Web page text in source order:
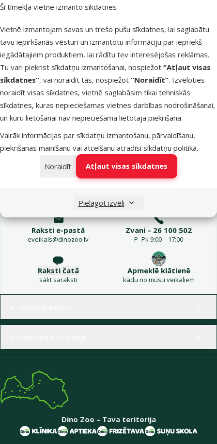
Šī tīmekļa vietne izmanto sīkdatnes
Vietnē izmantojam savas un trešo pušu sīkdatnes, lai saglabātu
tavu iepirkšanās vēsturi un izmantotu informāciju par iepriekš
iegādātajiem produktiem, lai rādītu tev interesējošas reklāmas.
Tu vari piekrist sīkdatņu izmantošanai, nospiežot “Atļaut visas
sīkdatnes”, vai noraidīt tās, nospiežot “Noraidīt”. Izvēloties
noraidīt visas sīkdatnes, vietnē saglabāsim tikai tehniskās
sīkdatnes, kuras nepieciešamas vietnes darbības nodrošināšanai,
un kuru lietošanai nav nepieciešama lietotāja piekrišana.
Vairāk informācijas par sīkdatņu izmantošanu, pārvaldīšanu,
piekrišanas mainīšanu vai atcelšanu atradīsi sīkdatņu politikā.
Noraidīt
Atļaut visas sīkdatnes
Pielāgot izvēli
LATVIJAS PASTS nodaļas pirmdien
OMNIVA pakomāti pirmdien
DPD Pickup tīkls pirmdien
Pievienot grozam
Raksti e-pastā
eveikals@dinozoo.lv
Zvani – 26 100 502
P–Pk 9:00 – 17:00
Raksti čatā
sākt saraksti
Apmeklē klātienē
kādu no mūsu veikaliem
Dino Zoo – Tava teritorija